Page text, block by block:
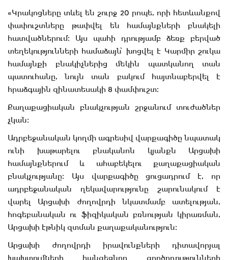
«Կրակոցները տևել են շուրջ 20 րոպե, որի հետևանքով
փափուշտները թափվել են համայնքների բնակելի
հատվածներում։ Այս պահի դրությամբ ձեռք բերված
տեղեկությունների համաձայն՝ խոցվել է Կարմիր շուկա
համայնքի բնակիչներից մեկին պատկանող տան
պատուհանը, նույն տան բակում հայտնաբերվել է
հրաձգային զինատեսակի 8 փամփուշտ։
Քաղաքացիական բնակչության շրջանում տուժածներ
չկան։
Ադրբեջանական կողմի ագրեսիվ վարքագիծը նպատակ
ունի խաթարելու բնականոն կյանքն Արցախի
համայնքներում և ահաբեկելու քաղաքացիական
բնակչությանը։ Այս վարքագիծը ցուցադրում է, որ
ադրբեջանական ղեկավարությունը շարունակում է
վարել Արցախի ժողովրդի նկատմամբ ատելության,
հոգեբանական ու ֆիզիկական բռնության կիրառման,
Արցախի էթնիկ զտման քաղաքականություն։
Արցախի ժողովրդի իրավունքների դիտավորյալ
խախտումների հանգեցնող գործողությունների